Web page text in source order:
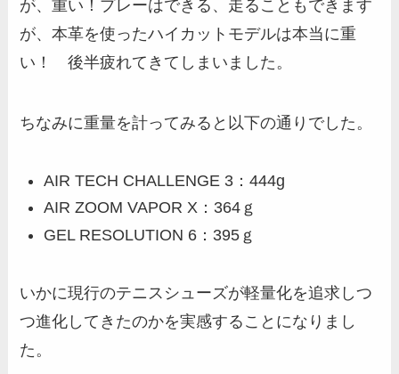
が、重い！プレーはできる、走ることもできます
が、本革を使ったハイカットモデルは本当に重
い！ 後半疲れてきてしまいました。
ちなみに重量を計ってみると以下の通りでした。
AIR TECH CHALLENGE 3：444g
AIR ZOOM VAPOR X：364ｇ
GEL RESOLUTION 6：395ｇ
いかに現行のテニスシューズが軽量化を追求しつ
つ進化してきたのかを実感することになりまし
た。